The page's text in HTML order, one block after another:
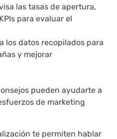
las tasas de apertura,
para evaluar el
los datos recopilados para
y mejorar
pueden ayudarte a
de marketing
te permiten hablar